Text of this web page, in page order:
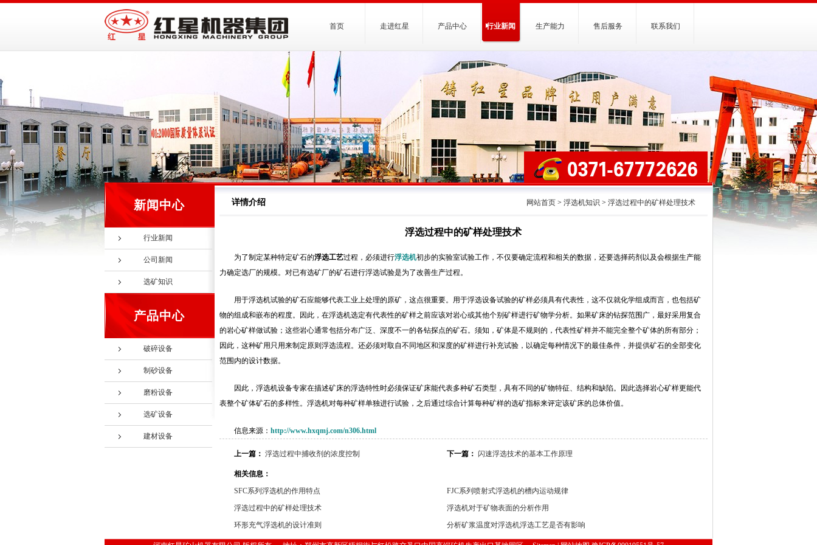
首页 走进红星 产品中心 行业新闻 生产能力 售后服务 联系我们
新闻中心
行业新闻
公司新闻
选矿知识
产品中心
破碎设备
制砂设备
磨粉设备
选矿设备
建材设备
详情介绍 网站首页> 浮选机知识 > 浮选过程中的矿样处理技术
浮选过程中的矿样处理技术
为了制定某种特定矿石的浮选工艺过程，必须进行浮选机初步的实验室试验工作，不仅要确定流程和相关的数据，还要选择药剂以及会根据生产能
力确定选厂的规模。对已有选矿厂的矿石进行浮选试验是为了改善生产过程。
用于浮选机试验的矿石应能够代表工业上处理的原矿，这点很重要。用于浮选设备试验的矿样必须具有代表性，这不仅就化学组成而言，也包括矿
物的组成和嵌布的程度。因此，在浮选机选定有代表性的矿样之前应该对岩心或其他个别矿样进行矿物学分析。如果矿床的钻探范围广，最好采用复合
的岩心矿样做试验；这些岩心通常包括分布广泛、深度不一的各钻探点的矿石。须知，矿体是不规则的，代表性矿样并不能完全整个矿体的所有部分；
因此，这种矿用只用来制定原则浮选流程。还必须对取自不同地区和深度的矿样进行补充试验，以确定每种情况下的最佳条件，并提供矿石的全部变化
范围内的设计数据。
因此，浮选机设备专家在描述矿床的浮选特性时必须保证矿床能代表多种矿石类型，具有不同的矿物特征、结构和缺陷。因此选择岩心矿样更能代
表整个矿体矿石的多样性。浮选机对每种矿样单独进行试验，之后通过综合计算每种矿样的选矿指标来评定该矿床的总体价值。
信息来源： http://www.hxqmj.com/n306.html
上一篇： 浮选过程中捕收剂的浓度控制 下一篇： 闪速浮选技术的基本工作原理
相关信息：
SFC系列浮选机的作用特点
FJC系列喷射式浮选机的槽内运动规律
浮选过程中的矿样处理技术
浮选机对于矿物表面的分析作用
环形充气浮选机的设计准则
分析矿浆温度对浮选机浮选工艺是否有影响